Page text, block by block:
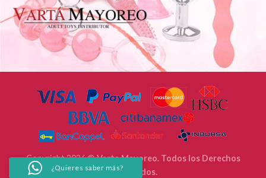
Copyright 2026 ©Varta Mayoreo. Todos los Derechos
Reservados.
¿Quieres saber más?